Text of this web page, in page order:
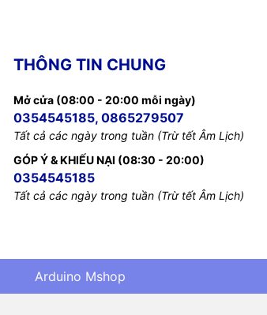
THÔNG TIN CHUNG
Mở cửa (08:00 - 20:00 mỗi ngày)
0354545185, 0865279507
Tất cả các ngày trong tuần (Trừ tết Âm Lịch)
GÓP Ý & KHIẾU NẠI (08:30 - 20:00)
0354545185
Tất cả các ngày trong tuần (Trừ tết Âm Lịch)
Arduino Mshop